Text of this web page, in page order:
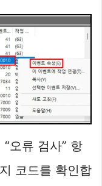
오류 검사” 항
코드를 확인합